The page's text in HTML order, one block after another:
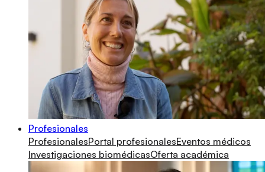
Profesionales
ProfesionalesPortal profesionalesEventos médicos
Investigaciones biomédicasOferta académica